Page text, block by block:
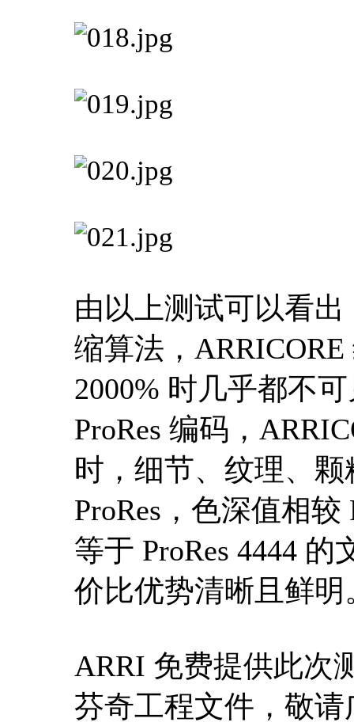
由以上测试可以看
缩算法，
2000% 时几乎都不
ProRes 编码，
时，细节、纹理、
ProRes，色深值相
等于 ProRes 4444
价比优势清晰且鲜明
ARRI 免费提供此次
芬奇工程文件，敬